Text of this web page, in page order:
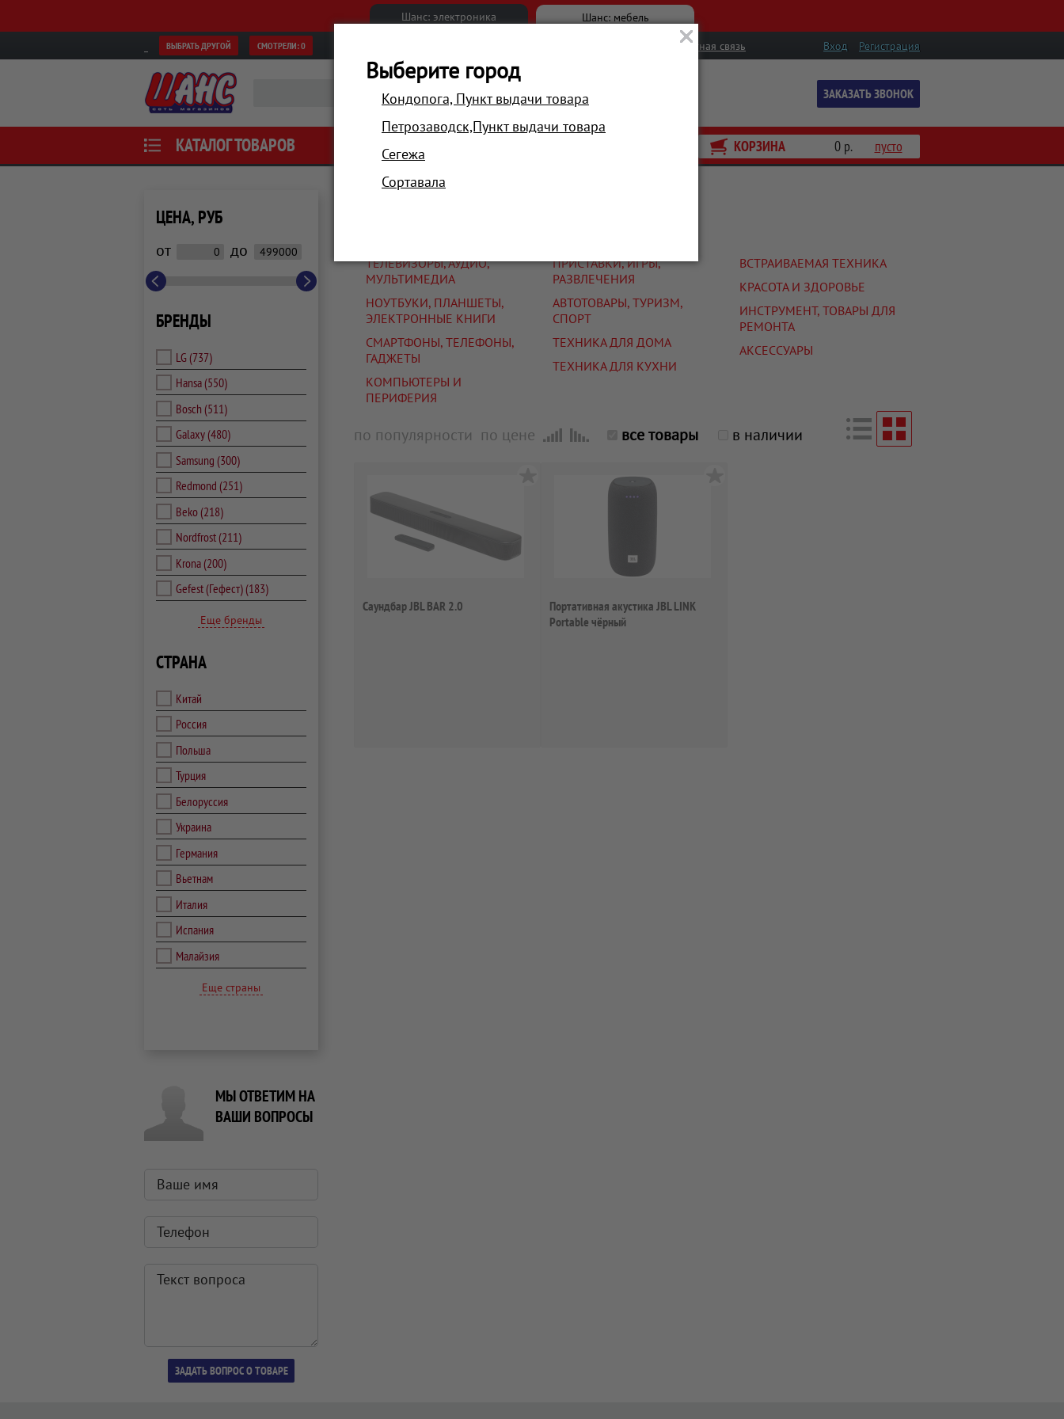
Шанс: электроника Шанс: мебель
ВЫБРАТЬ ДРУГОЙ СМОТРЕЛИ:0 Вход Регистрация
Обратная связь
ЗАКАЗАТЬ ЗВОНОК
КАТАЛОГ ТОВАРОВ АКЦИИ КОРЗИНА 0 р. пусто
ЦЕНА, РУБ
от до
БРЕНДЫ
LG (737)
Hansa(550)
Bosch (511)
Galaxy(480)
Samsung (300)
Redmond (251)
Beko(218)
Nordfrost(211)
Krona(200)
Gefest (Гефест)(183)
Еще бренды
СТРАНА
Китай
Россия
Польша
Турция
Белоруссия
Украина
Германия
Вьетнам
Италия
Испания
Малайзия
Еще страны
МЫ ОТВЕТИМ НА
ВАШИ ВОПРОСЫ
ТЕЛЕВИЗОРЫ, АУДИО,
МУЛЬТИМЕДИА
НОУТБУКИ, ПЛАНШЕТЫ,
ЭЛЕКТРОННЫЕ КНИГИ
СМАРТФОНЫ, ТЕЛЕФОНЫ,
ГАДЖЕТЫ
КОМПЬЮТЕРЫ И
ПЕРИФЕРИЯ
ПРИСТАВКИ, ИГРЫ,
РАЗВЛЕЧЕНИЯ
АВТОТОВАРЫ, ТУРИЗМ,
СПОРТ
ТЕХНИКА ДЛЯ ДОМА
ТЕХНИКА ДЛЯ КУХНИ
ВСТРАИВАЕМАЯ ТЕХНИКА
КРАСОТА И ЗДОРОВЬЕ
ИНСТРУМЕНТ, ТОВАРЫ ДЛЯ
РЕМОНТА
АКСЕССУАРЫ
по популярности по цене все товары в наличии
Саундбар JBL BAR 2.0
Портативная акустика JBL LINK
Portable чёрный
Выберите город
Кондопога, Пункт выдачи товара
Петрозаводск,Пункт выдачи товара
Сегежа
Сортавала